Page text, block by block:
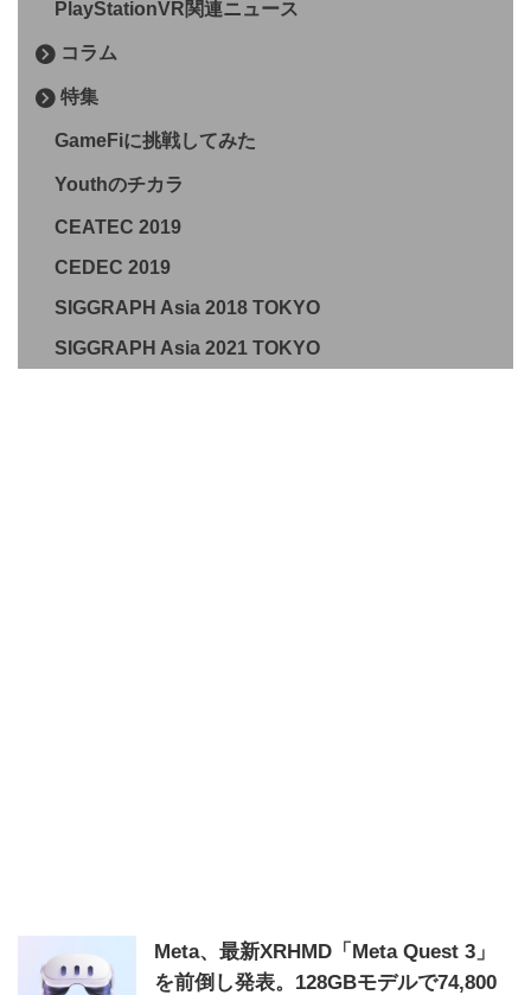
PlayStationVR関連ニュース
コラム
特集
GameFiに挑戦してみた
Youthのチカラ
CEATEC 2019
CEDEC 2019
SIGGRAPH Asia 2018 TOKYO
SIGGRAPH Asia 2021 TOKYO
Meta、最新XRHMD「Meta Quest 3」
を前倒し発表。128GBモデルで74,800